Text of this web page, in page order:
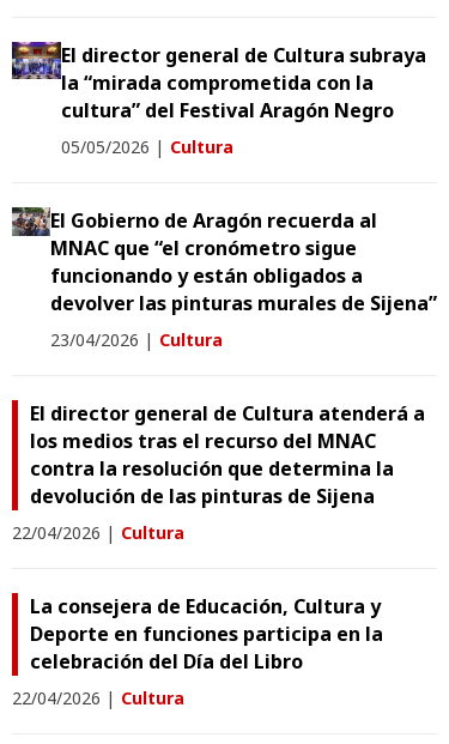
El director general de Cultura subraya
la “mirada comprometida con la
cultura” del Festival Aragón Negro
05/05/2026 | Cultura
El Gobierno de Aragón recuerda al
MNAC que “el cronómetro sigue
funcionando y están obligados a
devolver las pinturas murales de Sijena”
23/04/2026 | Cultura
El director general de Cultura atenderá a
los medios tras el recurso del MNAC
contra la resolución que determina la
devolución de las pinturas de Sijena
22/04/2026 | Cultura
La consejera de Educación, Cultura y
Deporte en funciones participa en la
celebración del Día del Libro
22/04/2026 | Cultura